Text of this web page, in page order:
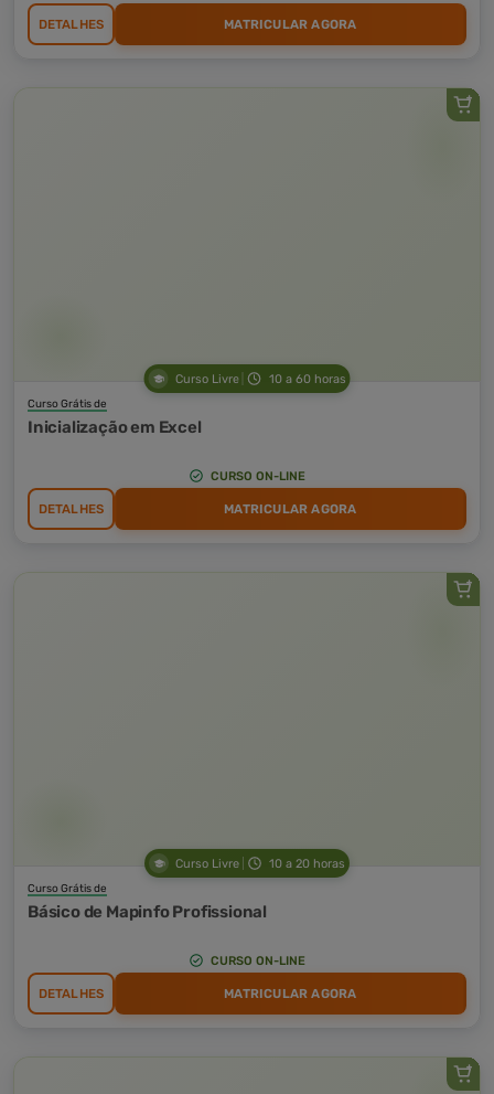
DETALHES MATRICULAR AGORA
Curso Livre 10 a 60 horas
Curso Grátis de
Inicialização em Excel
CURSO ON-LINE
DETALHES MATRICULAR AGORA
Curso Livre 10 a 20 horas
Curso Grátis de
Básico de Mapinfo Profissional
CURSO ON-LINE
DETALHES MATRICULAR AGORA